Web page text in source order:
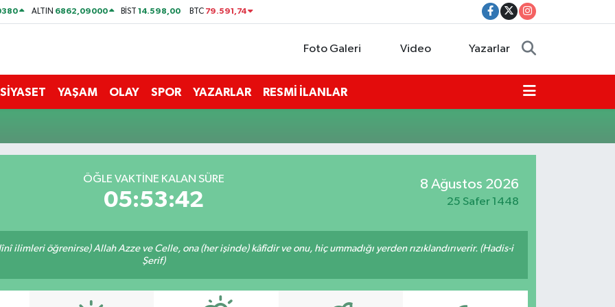
ALTIN 6862,09000 BİST14.598,00 BTC 79.591,74
Foto Galeri Video Yazarlar
SİYASET YAŞAM OLAY SPOR YAZARLAR RESMİ İLANLAR
ÖĞLE VAKTİNE KALAN SÜRE
05:53:42
8 Ağustos 2026
25 Safer 1448
ilimleri öğrenirse) Allah Azze ve Celle, ona (her işinde) kâfîdir ve onu, hiç ummadığı yerden rızıklandırıverir. (Hadis-i
Şerif)